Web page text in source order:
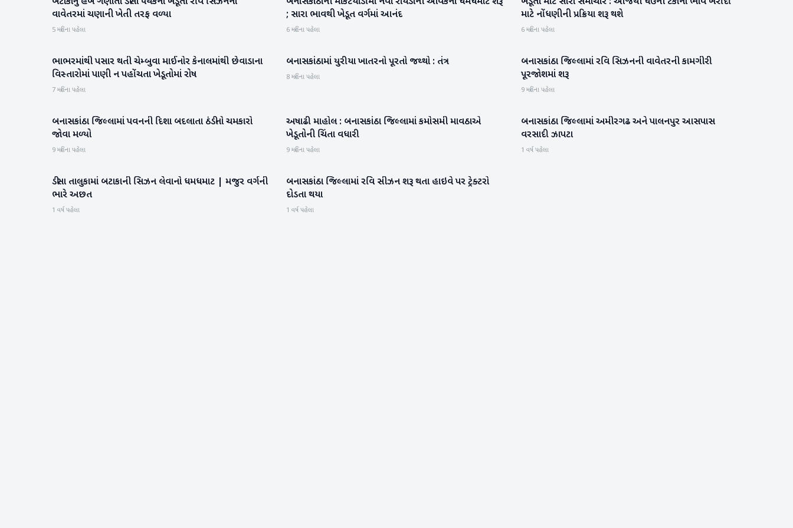
વાવેતરમાં ચણાની ખેતી તરફ વળ્યા
5 મહિના પહેલા
; સારા ભાવથી ખેડૂત વર્ગમાં આનંદ
6 મહિના પહેલા
માટે નોંધણીની પ્રક્રિયા શરૂ થશે
6 મહિના પહેલા
વાવ-થરાદ
ભાભરમાંથી પસાર થતી ચેમ્બુવા માઈનોર કેનાલમાંથી છેવાડાના
વિસ્તારોમાં પાણી ન પહોંચતા ખેડૂતોમાં રોષ
7 મહિના પહેલા
બનાસકાંઠા
બનાસકાંઠામાં યુરીયા ખાતરનો પૂરતો જથ્થો : તંત્ર
8 મહિના પહેલા
બનાસકાંઠા
બનાસકાંઠા જિલ્લામાં રવિ સિઝનની વાવેતરની કામગીરી
પૂરજોશમાં શરૂ
9 મહિના પહેલા
બનાસકાંઠા
બનાસકાંઠા જિલ્લામાં પવનની દિશા બદલાતા ઠંડીનો ચમકારો
જોવા મળ્યો
9 મહિના પહેલા
બનાસકાંઠા
અષાઢી માહોલ : બનાસકાંઠા જિલ્લામાં કમોસમી માવઠાએ
ખેડૂતોની ચિંતા વધારી
9 મહિના પહેલા
બનાસકાંઠા
બનાસકાંઠા જિલ્લામાં અમીરગઢ અને પાલનપુર આસપાસ
વરસાદી ઝાપટા
1 વર્ષ પહેલા
બનાસકાંઠા
ડીસા તાલુકામાં બટાકાની સિઝન લેવાનો ધમધમાટ | મજુર વર્ગની
ભારે અછત
1 વર્ષ પહેલા
બનાસકાંઠા
બનાસકાંઠા જિલ્લામાં રવિ સીઝન શરૂ થતા હાઇવે પર ટ્રેક્ટરો
દોડતા થયા
1 વર્ષ પહેલા